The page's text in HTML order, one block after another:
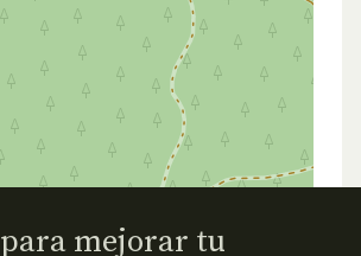
para mejorar tu